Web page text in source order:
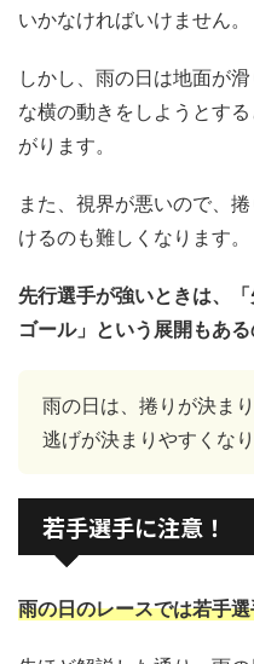
いかなければいけません。
しかし、雨の日は地面が
な横の動きをしようとす
がります。
また、視界が悪いので、
けるのも難しくなります。
先行選手が強いときは、
ゴール」という展開もあ
雨の日は、捲りが決ま
逃げが決まりやすくなり
若手選手に注意！
雨の日のレースでは若手